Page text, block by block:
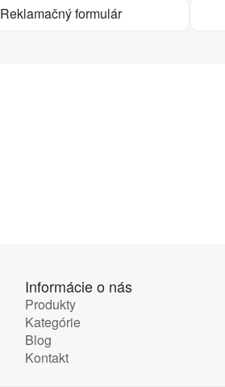
Reklamačný formulár
Informácie o nás
Produkty
Kategórie
Blog
Kontakt